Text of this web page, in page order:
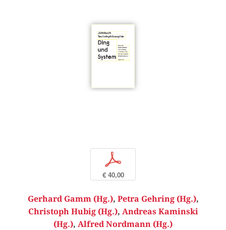
p
€ 40,00
Gerhard Gamm (Hg.), Petra Gehring (Hg.),
Christoph Hubig (Hg.), Andreas Kaminski
(Hg.), Alfred Nordmann (Hg.)